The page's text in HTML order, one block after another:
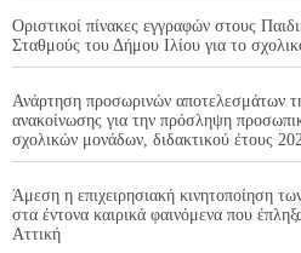
Οριστικοί πίνακες εγγραφών στους
Σταθμούς του Δήμου Ιλίου για το
Ανάρτηση προσωρινών αποτελεσμάτων
ανακοίνωσης για την πρόσληψη
σχολικών μονάδων, διδακτικού έτους
Άμεση η επιχειρησιακή κινητοποίηση
στα έντονα καιρικά φαινόμενα που
Αττική